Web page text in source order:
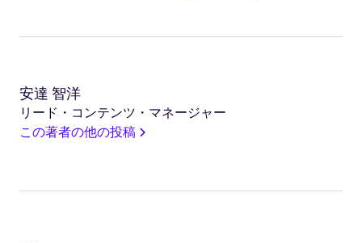
安達 智洋
リード・コンテンツ・マネージャー
この著者の他の投稿